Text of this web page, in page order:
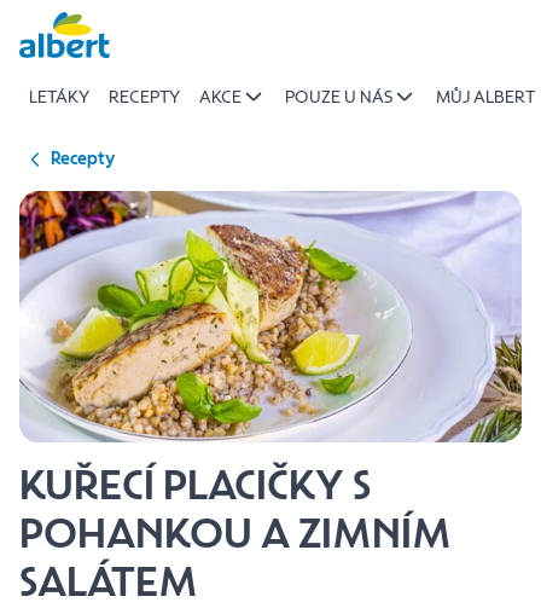
Přeskočit
LETÁKY RECEPTY AKCE POUZE U NÁS MŮJ ALBERT
Recepty
KUŘECÍ PLACIČKY S
POHANKOU A ZIMNÍM
SALÁTEM